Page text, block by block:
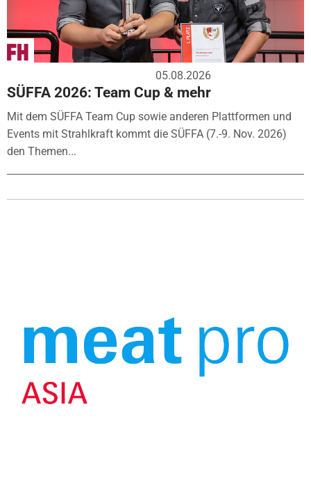
05.08.2026
SÜFFA 2026: Team Cup & mehr
Mit dem SÜFFA Team Cup sowie anderen Plattformen und
Events mit Strahlkraft kommt die SÜFFA (7.-9. Nov. 2026)
den Themen...